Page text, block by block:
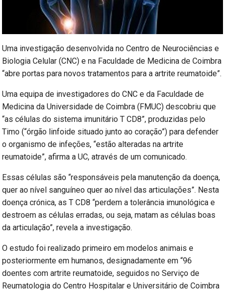
Uma investigação desenvolvida no Centro de Neurociências e
Biologia Celular (CNC) e na Faculdade de Medicina de Coimbra
“abre portas para novos tratamentos para a artrite reumatoide”.
Uma equipa de investigadores do CNC e da Faculdade de
Medicina da Universidade de Coimbra (FMUC) descobriu que
“as células do sistema imunitário T CD8”, produzidas pelo
Timo (“órgão linfoide situado junto ao coração”) para defender
o organismo de infeções, “estão alteradas na artrite
reumatoide”, afirma a UC, através de um comunicado.
Essas células são “responsáveis pela manutenção da doença,
quer ao nível sanguíneo quer ao nível das articulações”. Nesta
doença crónica, as T CD8 “perdem a tolerância imunológica e
destroem as células erradas, ou seja, matam as células boas
da articulação”, revela a investigação.
O estudo foi realizado primeiro em modelos animais e
posteriormente em humanos, designadamente em “96
doentes com artrite reumatoide, seguidos no Serviço de
Reumatologia do Centro Hospitalar e Universitário de Coimbra